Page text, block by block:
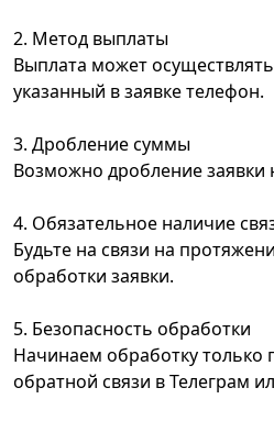
2. Метод выплаты
Выплата может
указанный в заявке телефон.
3. Дробление суммы
Возможно дробление заявки
4. Обязательное наличие
Будьте на связи на
обработки заявки.
5. Безопасность обработки
Начинаем обработку только
обратной связи в Телеграм